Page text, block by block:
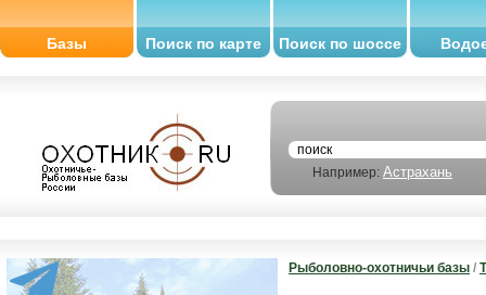
Базы Поиск по карте Поиск по шоссе
Например: Астрахань
Рыболовно-охотничьи базы /